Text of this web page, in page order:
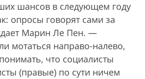
шансов в следующем году
опросы говорят сами за
Марин Ле Пен. —
мотаться направо-налево,
что социалисты
(правые) по сути ничем